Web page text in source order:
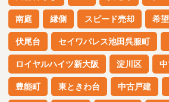
南庭 縁側 スピード売却 希
伏尾台 セイワパレス池田呉服町
ロイヤルハイツ新大阪 淀川区
豊能町 東ときわ台 中古戸建